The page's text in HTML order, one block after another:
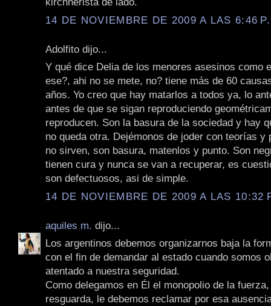
14 DE NOVIEMBRE DE 2009 A LAS 6:46
Adolfito dijo...
Y qué dice Delia de los menores asesinos como
ese?, ahi no se mete, no? tiene más de 60
años. Yo creo que hay matarlos a todos ya, lo
antes de que se sigan reproduciendo
reproducen. Son la basura de la sociedad y hay
no queda otra. Dejémonos de joder con teorías y
no sirven, son basura, matenlos y punto. Son
tienen cura y nunca se van a recuperar, es
son defectuosos, asi de simple.
14 DE NOVIEMBRE DE 2009 A LAS 10:32
aquiles m. dijo...
Los argentinos debemos organizarnos baja la
con el fin de demandar al estado cuando somos
atentado a nuestra seguridad.
Como delegamos en Él el monopolio de la
resguarda, le debemos reclamar por esa